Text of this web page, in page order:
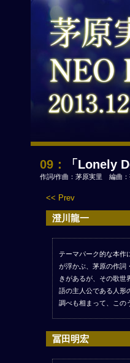
09： 「Lonely
作詞/作曲：茅原実里 編曲：
<< Prev
澄川龍一
テーマパーク的な本
が浮かぶ、茅原の作詞
きがあるが、その歌世
語の主人公である人形
調べも相まって、この
冨田明宏